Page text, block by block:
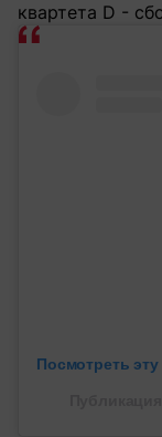
квартета D -
Посмотреть